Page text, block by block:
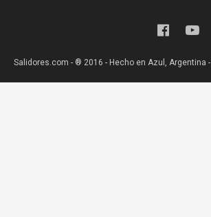
Salidores.com - ® 2016 - Hecho en Azul, Argentina -